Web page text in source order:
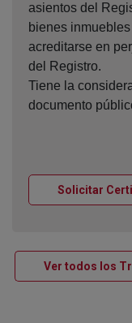
asientos del
bienes
acreditarse en
del Registro.
Tiene la
documento
Solicitar
Ver todos los